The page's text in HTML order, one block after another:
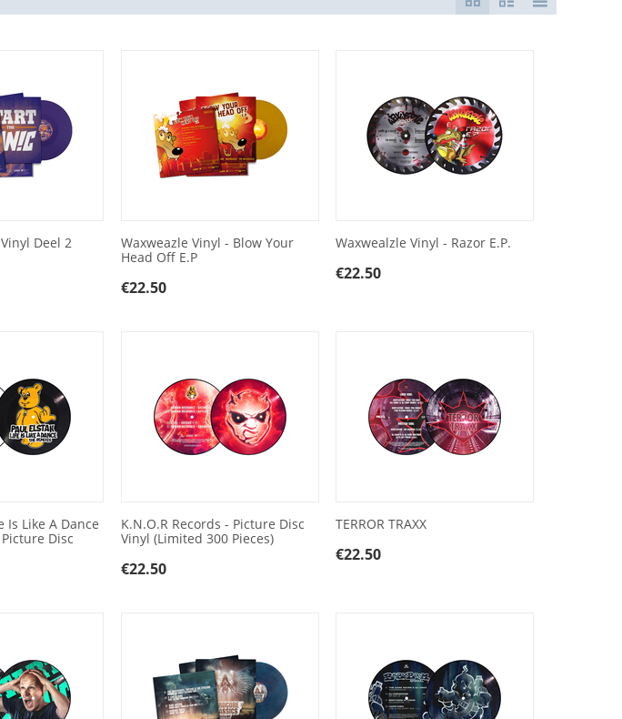
Deel 2
Waxweazle Vinyl - Blow Your
Head Off E.P
€22.50
Waxwealzle Vinyl - Razor E.P.
€22.50
Is Like A Dance
Disc
K.N.O.R Records - Picture Disc
Vinyl (Limited 300 Pieces)
€22.50
TERROR TRAXX
€22.50